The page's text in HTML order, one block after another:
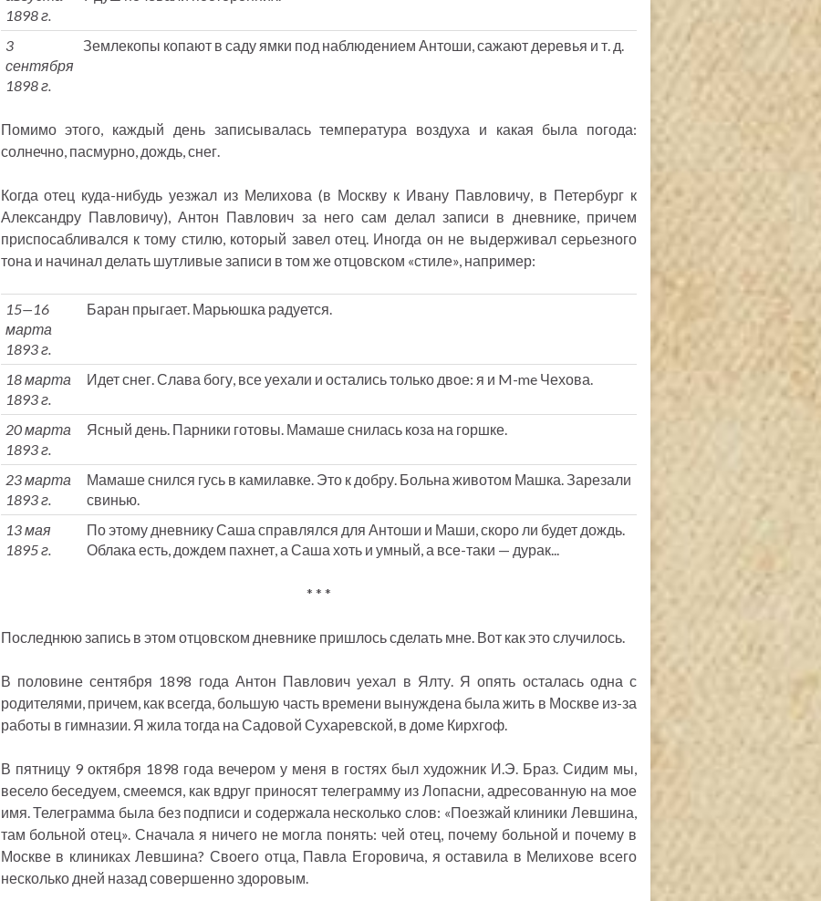
1898 г.
3
сентября
1898 г.
Землекопы копают в саду ямки под наблюдением Антоши, сажают деревья и т. д.
Помимо этого, каждый день записывалась температура воздуха и какая была погода:
солнечно, пасмурно, дождь, снег.
Когда отец куда-нибудь уезжал из Мелихова (в Москву к Ивану Павловичу, в Петербург к
Александру Павловичу), Антон Павлович за него сам делал записи в дневнике, причем
приспосабливался к тому стилю, который завел отец. Иногда он не выдерживал серьезного
тона и начинал делать шутливые записи в том же отцовском «стиле», например:
15—16
марта
1893 г.
Баран прыгает. Марьюшка радуется.
18 марта
1893 г.
Идет снег. Слава богу, все уехали и остались только двое: я и M-me Чехова.
20 марта
1893 г.
Ясный день. Парники готовы. Мамаше снилась коза на горшке.
23 марта
1893 г.
Мамаше снился гусь в камилавке. Это к добру. Больна животом Машка. Зарезали
свинью.
13 мая
1895 г.
По этому дневнику Саша справлялся для Антоши и Маши, скоро ли будет дождь.
Облака есть, дождем пахнет, а Саша хоть и умный, а все-таки — дурак...
* * *
Последнюю запись в этом отцовском дневнике пришлось сделать мне. Вот как это случилось.
В половине сентября 1898 года Антон Павлович уехал в Ялту. Я опять осталась одна с
родителями, причем, как всегда, большую часть времени вынуждена была жить в Москве из-за
работы в гимназии. Я жила тогда на Садовой Сухаревской, в доме Кирхгоф.
В пятницу 9 октября 1898 года вечером у меня в гостях был художник И.Э. Браз. Сидим мы,
весело беседуем, смеемся, как вдруг приносят телеграмму из Лопасни, адресованную на мое
имя. Телеграмма была без подписи и содержала несколько слов: «Поезжай клиники Левшина,
там больной отец». Сначала я ничего не могла понять: чей отец, почему больной и почему в
Москве в клиниках Левшина? Своего отца, Павла Егоровича, я оставила в Мелихове всего
несколько дней назад совершенно здоровым.